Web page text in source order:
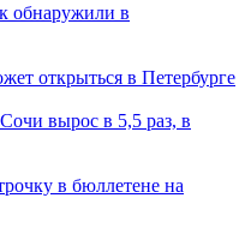
обнаружили в
открыться в Петербурге
вырос в 5,5 раз, в
в бюллетене на